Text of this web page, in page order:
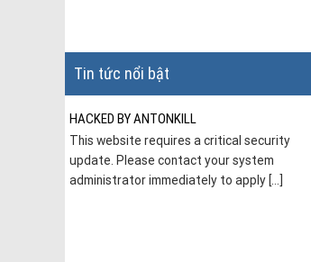
Tin tức nổi bật
HACKED BY ANTONKILL
This website requires a critical security
update. Please contact your system
administrator immediately to apply [...]